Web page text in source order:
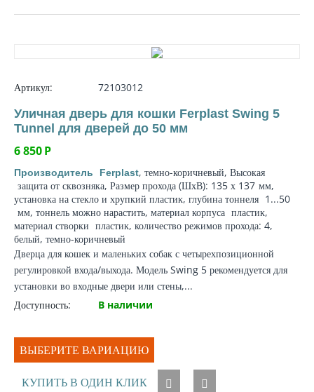
Артикул: 72103012
Уличная дверь для кошки Ferplast Swing 5
Tunnel для дверей до 50 мм
6 850Р
Производитель Ferplast, темно-коричневый, Высокая
защита от сквозняка, Размер прохода (ШхВ): 135 х 137 мм,
установка на стекло и хрупкий пластик, глубина тоннеля 1...50
мм, тоннель можно нарастить, материал корпуса пластик,
материал створки пластик, количество режимов прохода: 4,
белый, темно-коричневый
Дверца для кошек и маленьких собак с четырехпозиционной
регулировкой входа/выхода. Модель Swing 5 рекомендуется для
установки во входные двери или стены,...
Доступность:
В наличии
ВЫБЕРИТЕ ВАРИАЦИЮ
КУПИТЬ В ОДИН КЛИК